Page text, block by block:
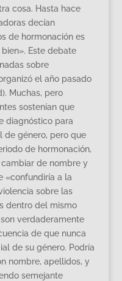
cosa. Hasta hace
decían
de hormonación es
Este debate
sobre
el año pasado
Muchas, pero
sostenían que
diagnóstico para
de género, pero que
de hormonación,
de nombre y
«confundiría a la
sobre las
dentro del mismo
verdaderamente
de que nunca
de su género. Podría
nombre, apellidos, y
semejante